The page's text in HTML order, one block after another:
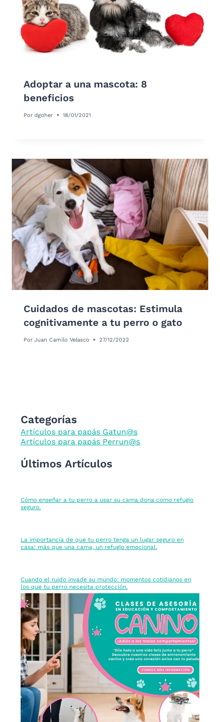
Adoptar a una mascota: 8
beneficios
Por dgoher 18/01/2021
Cuidados de mascotas: Estimula
cognitivamente a tu perro o gato
Por Juan Camilo Velasco 27/12/2022
Categorías
Artículos para papás Gatun@s
Artículos para papás Perrun@s
Últimos Artículos
Cómo enseñar a tu perro a usar su cama dona como refugio
seguro.
La importancia de que tu perro tenga un lugar seguro en
casa: más que una cama, un refugio emocional.
Cuando el ruido invade su mundo: momentos cotidianos en
los que tu perro necesita protección.